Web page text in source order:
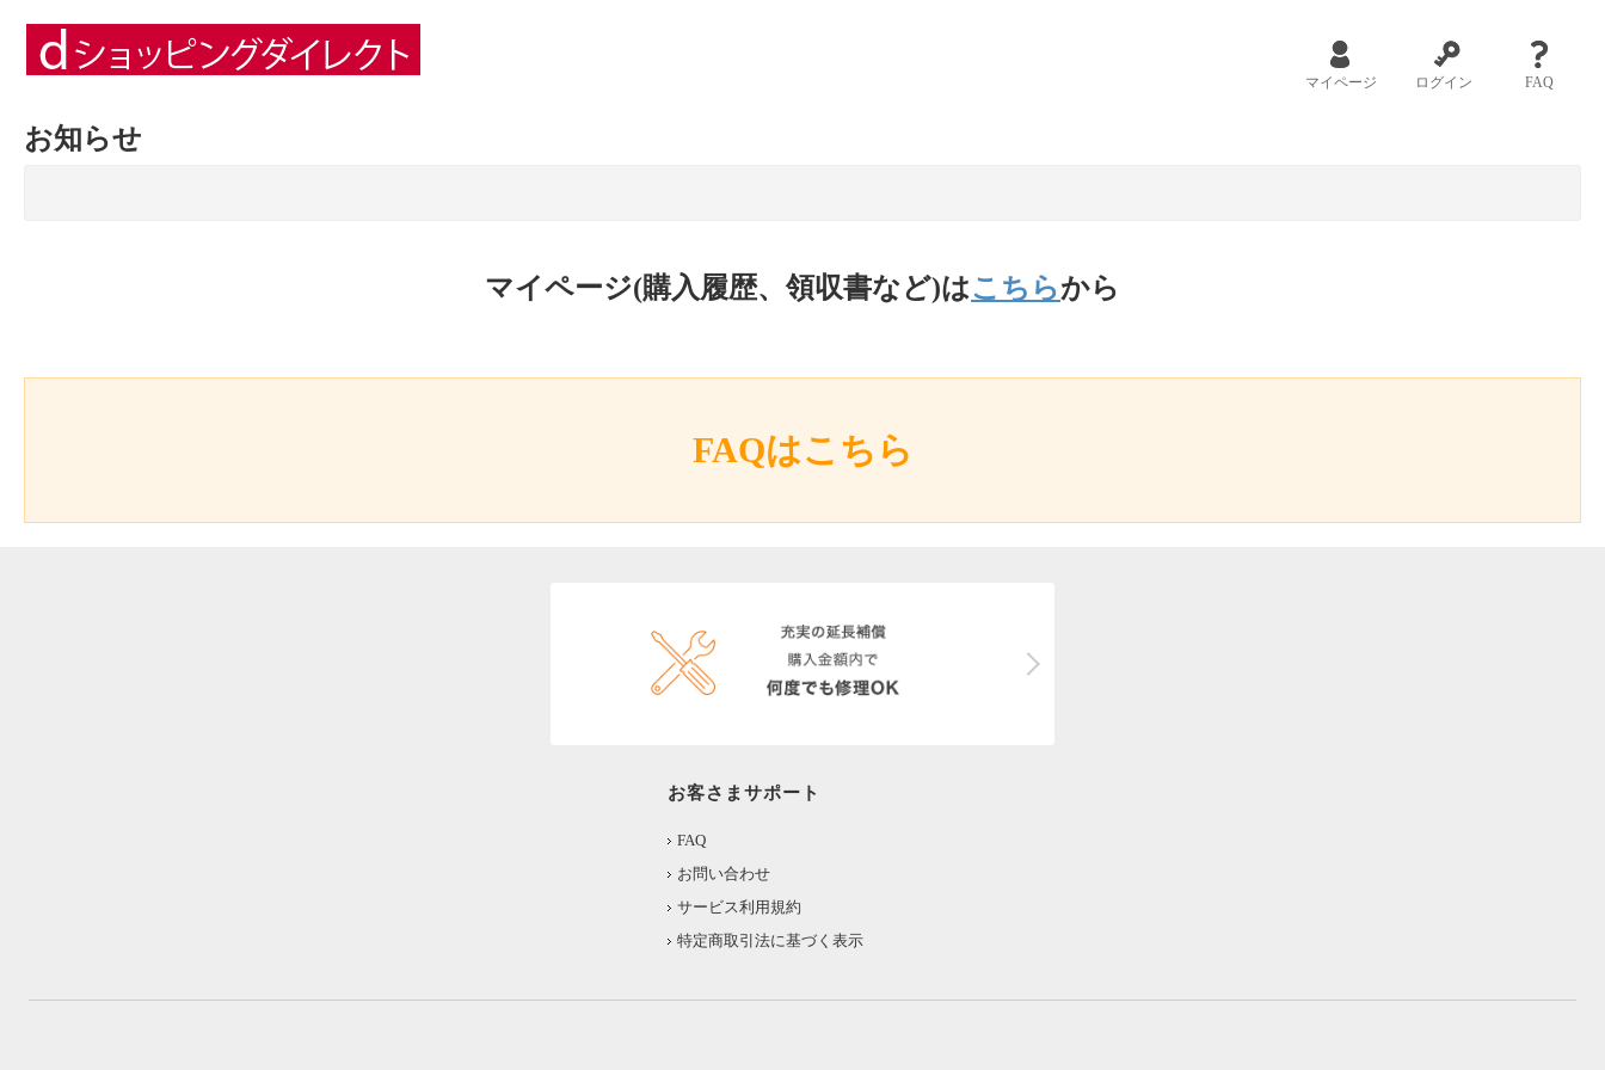
マイページ ログイン FAQ
お知らせ
マイページ(購入履歴、領収書など)はこちらから
FAQはこちら
お客さまサポート
FAQ
お問い合わせ
サービス利用規約
特定商取引法に基づく表示